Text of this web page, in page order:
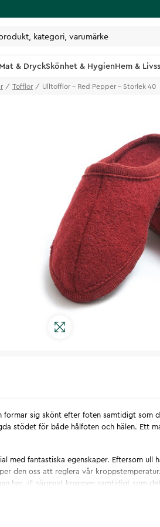
Mat & DryckSkönhet & HygienHem &
Tofflor Ulltofflor - Red Pepper - Storlek 40
formar sig skönt efter foten samtidigt som
stödet för både hålfoten och hälen. Ett
med fantastiska egenskaper. Eftersom ull
den oss att reglera vår
har ull närmast kroppen samtidigt som